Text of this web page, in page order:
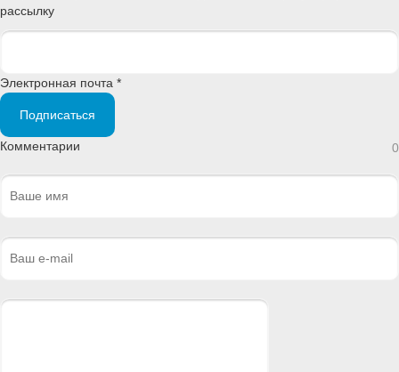
рассылку
Электронная почта *
Подписаться
Комментарии 0